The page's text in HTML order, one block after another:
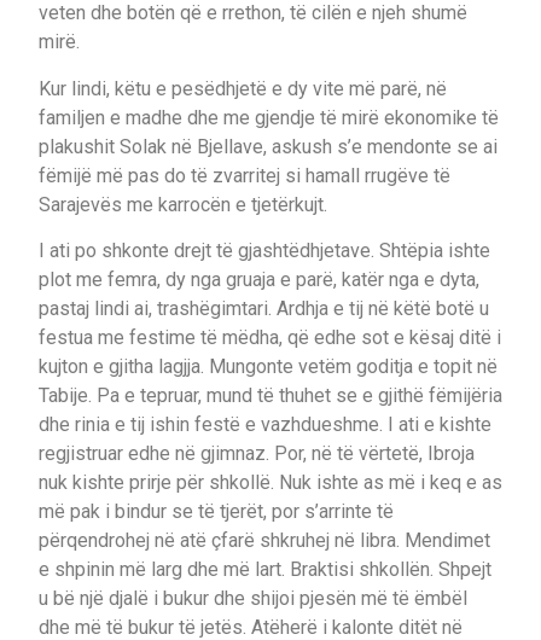
veten dhe botën që e rrethon, të cilën e njeh shumë
mirë.
Kur lindi, këtu e pesëdhjetë e dy vite më parë, në
familjen e madhe dhe me gjendje të mirë ekonomike të
plakushit Solak në Bjellave, askush s’e mendonte se ai
fëmijë më pas do të zvarritej si hamall rrugëve të
Sarajevës me karrocën e tjetërkujt.
I ati po shkonte drejt të gjashtëdhjetave. Shtëpia ishte
plot me femra, dy nga gruaja e parë, katër nga e dyta,
pastaj lindi ai, trashëgimtari. Ardhja e tij në këtë botë u
festua me festime të mëdha, që edhe sot e kësaj ditë i
kujton e gjitha lagjja. Mungonte vetëm goditja e topit në
Tabije. Pa e tepruar, mund të thuhet se e gjithë fëmijëria
dhe rinia e tij ishin festë e vazhdueshme. I ati e kishte
regjistruar edhe në gjimnaz. Por, në të vërtetë, Ibroja
nuk kishte prirje për shkollë. Nuk ishte as më i keq e as
më pak i bindur se të tjerët, por s’arrinte të
përqendrohej në atë çfarë shkruhej në libra. Mendimet
e shpinin më larg dhe më lart. Braktisi shkollën. Shpejt
u bë një djalë i bukur dhe shijoi pjesën më të ëmbël
dhe më të bukur të jetës. Atëherë i kalonte ditët në